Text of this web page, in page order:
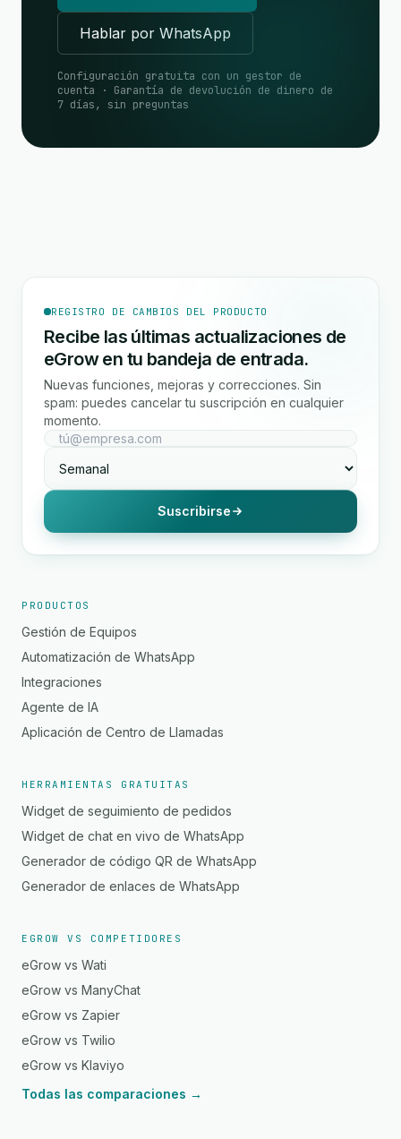
Hablar por WhatsApp
Configuración gratuita con un gestor de
cuenta · Garantía de devolución de dinero de
7 días, sin preguntas
REGISTRO DE CAMBIOS DEL PRODUCTO
Recibe las últimas actualizaciones de
eGrow en tu bandeja de entrada.
Nuevas funciones, mejoras y correcciones. Sin
spam: puedes cancelar tu suscripción en cualquier
momento.
Suscribirse
PRODUCTOS
Gestión de Equipos
Automatización de WhatsApp
Integraciones
Agente de IA
Aplicación de Centro de Llamadas
HERRAMIENTAS GRATUITAS
Widget de seguimiento de pedidos
Widget de chat en vivo de WhatsApp
Generador de código QR de WhatsApp
Generador de enlaces de WhatsApp
EGROW VS COMPETIDORES
eGrow vs Wati
eGrow vs ManyChat
eGrow vs Zapier
eGrow vs Twilio
eGrow vs Klaviyo
Todas las comparaciones →